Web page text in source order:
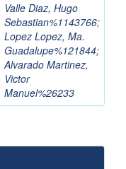
Valle Diaz, Hugo
Sebastian%1143766;
Lopez Lopez, Ma.
Guadalupe%121844;
Alvarado Martinez,
Victor
Manuel%26233